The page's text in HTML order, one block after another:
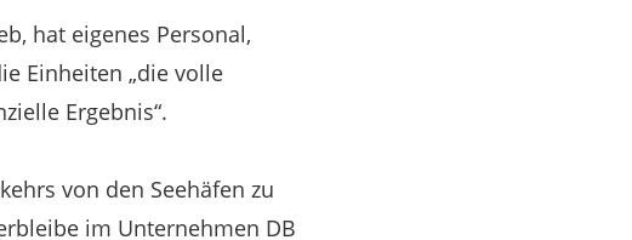
hat eigenes Personal,
Einheiten „die volle
Ergebnis“.
von den Seehäfen zu
im Unternehmen DB